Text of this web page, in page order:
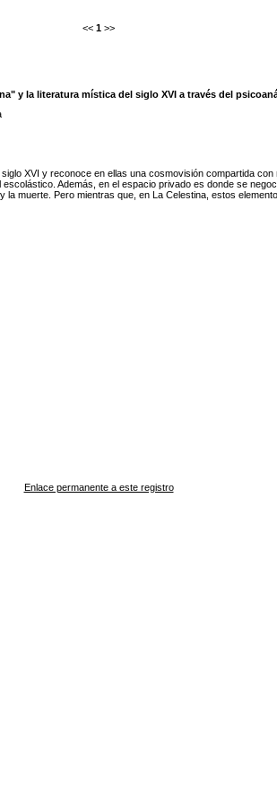
<< 1 >>
y la literatura mística del siglo XVI a través del
XVI y reconoce en ellas una cosmovisión compartida
Además, en el espacio privado es donde se
muerte. Pero mientras que, en La Celestina, estos
Enlace permanente a este registro